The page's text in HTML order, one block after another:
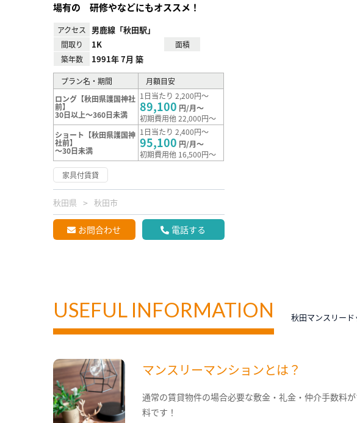
場有の 研修やなどにもオススメ！
アクセス 男鹿線「秋田駅」
間取り 1K
面積
築年数
1991年 7月 築
プラン名・期間
月額目安
ロング【秋田県護国神社
前】
30日以上～360日未満
1日当たり 2,200円～
89,100 円/月～
初期費用他 22,000円～
ショート【秋田県護国神
社前】
～30日未満
1日当たり 2,400円～
95,100 円/月～
初期費用他 16,500円～
家具付賃貸
秋田県 秋田市
お問合わせ 電話する
USEFUL INFORMATION 秋田マンスリー
マンスリーマンションとは？
通常の賃貸物件の場合必要な敷金・礼金・仲介手数料
料です！